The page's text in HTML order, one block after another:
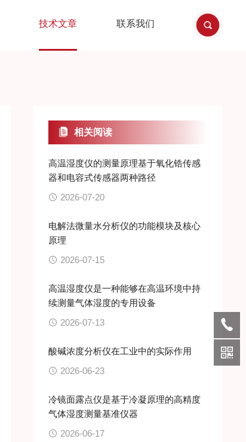
技术文章 联系我们
相关阅读
高温湿度仪的测量原理基于氧化锆传感
器和电容式传感器两种路径
2026-07-20
电解法微量水分析仪的功能模块及核心
原理
2026-07-15
高温湿度仪是一种能够在高温环境中持
续测量气体湿度的专用设备
2026-07-13
酸碱浓度分析仪在工业中的实际作用
2026-06-23
冷镜面露点仪是基于冷凝原理的高精度
气体湿度测量基准仪器
2026-06-17